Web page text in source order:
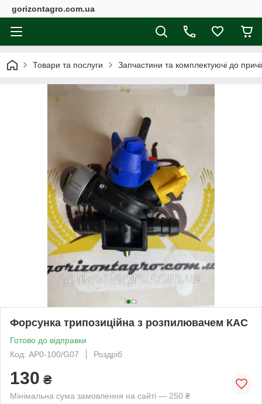
gorizontagro.com.ua
Товари та послуги Запчастини та комплектуючі до
Форсунка трипозиційна з розпилювачем КАС
Готово до відправки
Код: AP0-100/G07
Роздріб
130 ₴
Мінімальна сума замовлення на сайті — 250 ₴